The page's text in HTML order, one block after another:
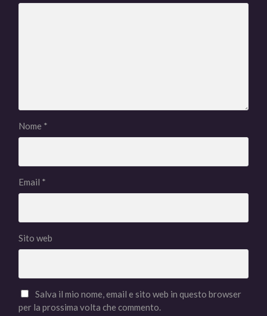
Nome *
Email *
Sito web
Salva il mio nome, email e sito web in questo browser
per la prossima volta che commento.